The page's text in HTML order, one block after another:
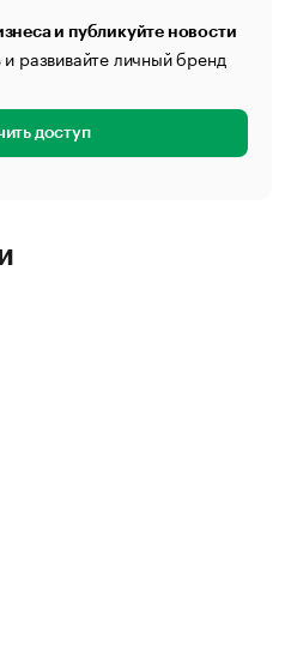
и публикуйте новости
развивайте личный бренд
доступ